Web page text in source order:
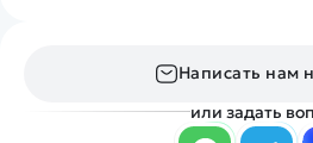
Написать нам
или задать